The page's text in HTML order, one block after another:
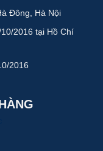
Đông, Hà Nội
2016 tại Hồ Chí
2016